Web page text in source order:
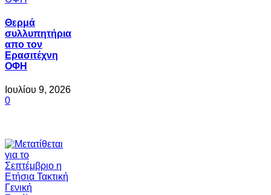
Θερμά
συλλυπητήρια
απο τον
Ερασιτέχνη
ΟΦΗ
Ιουλίου 9, 2026
0